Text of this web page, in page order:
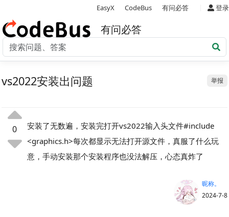
EasyX CodeBus 有问必答 登录
有问必答
举报
vs2022安装出问题
0
安装了无数遍，安装完打开vs2022输入头文件#include
<graphics.h>每次都显示无法打开源文件，真服了什么玩
意，手动安装那个安装程序也没法解压，心态真炸了
昵称。
2024-7-8